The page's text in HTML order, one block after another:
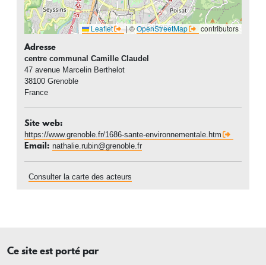
Leaflet |©OpenStreetMap contributors
Adresse
centre communal Camille Claudel
47 avenue Marcelin Berthelot
38100 Grenoble
France
Site web
https://www.grenoble.fr/1686-sante-environnementale.htm
Email nathalie.rubin@grenoble.fr
Consulter la carte des acteurs
Ce site est porté par